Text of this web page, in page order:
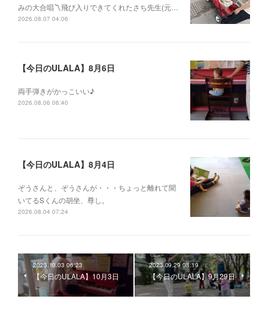
みの大合唱〽飛び入りできてくれたさち先生(元…
2026.08.07 04:06
【今日のULALA】8月6日
両手弾きがかっこいい♪
2026.08.06 06:40
【今日のULALA】8月4日
ぞうさんと、ぞうさんが・・・ちょっと離れて聞
いてるSくんの胡坐、尊し。
2026.08.04 07:24
2023.10.03 06:23
【今日のULALA】10月3日
2023.09.29 08:19
【今日のULALA】9月29日